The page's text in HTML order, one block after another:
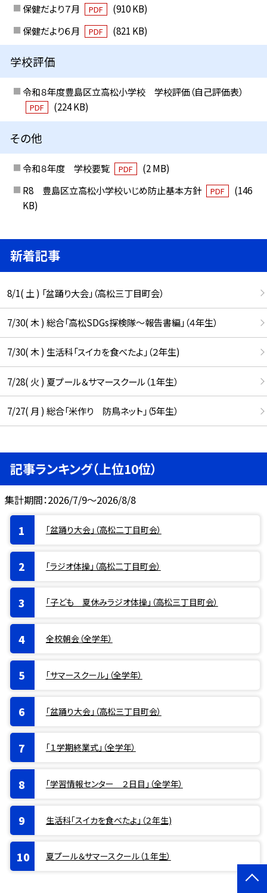
保健だより７月 PDF
(910 KB)
保健だより６月
PDF (821 KB)
学校評価
令和８年度豊島区立高松小学校 学校評価（自己評価表）
PDF (224 KB)
その他
令和８年度 学校要覧 PDF
(2 MB)
R8 豊島区立高松小学校いじめ防止基本方針
PDF
(146
KB)
新着記事
8/1( 土 ) 「盆踊り大会」（高松三丁目町会）
7/30( 木 ) 総合「高松SDGs探検隊〜報告書編」（４年生）
7/30( 木 ) 生活科「スイカを食べたよ」（２年生)
7/28( 火 ) 夏プール＆サマースクール（１年生）
7/27( 月 ) 総合「米作り 防鳥ネット」（5年生）
記事ランキング（上位10位）
集計期間：2026/7/9～2026/8/8
「盆踊り大会」（高松二丁目町会）
「ラジオ体操」（高松二丁目町会）
「子ども 夏休みラジオ体操」（高松三丁目町会）
全校朝会（全学年）
「サマースクール」（全学年）
「盆踊り大会」（高松三丁目町会）
「１学期終業式」（全学年）
「学習情報センター ２日目」（全学年）
生活科「スイカを食べたよ」（２年生)
夏プール＆サマースクール（１年生）